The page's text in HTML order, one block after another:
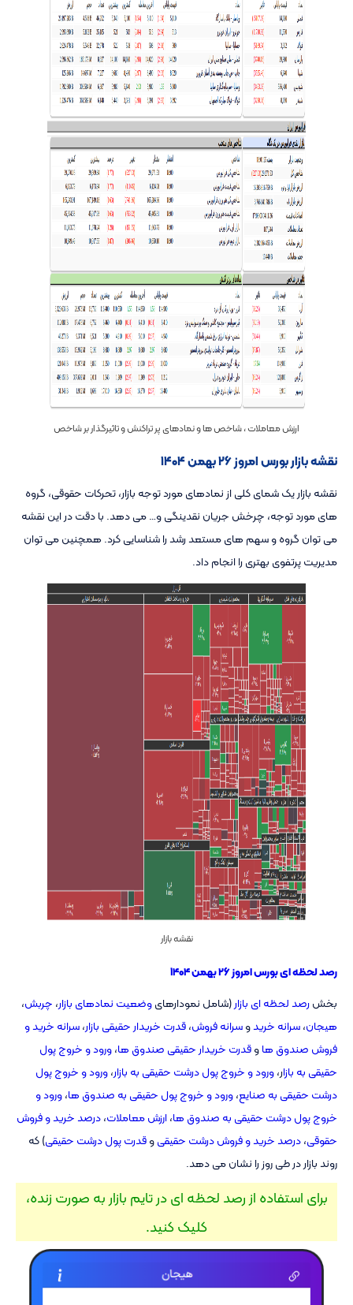
ارزش معاملات ، شاخص ها و نمادهای پر تراکنش و تاثیرگذار بر شاخص
نقشه بازار بورس امروز ۲۶ بهمن ۱۴۰۴
نقشه بازار یک شمای کلی از نمادهای مورد توجه بازار، تحرکات حقوقی، گروه
های مورد توجه، چرخش جریان نقدینگی و… می دهد. با دقت در این نقشه
می توان گروه و سهم های مستعد رشد را شناسایی کرد. همچنین می توان
مدیریت پرتفوی بهتری را انجام داد.
نقشه بازار
رصد لحظه ای بورس امروز ۲۶ بهمن ۱۴۰۴
بخشرصد لحظه ای بازار(شامل نمودارهایوضعیت نمادهای بازار، چربش،
هیجان،سرانه خریدوسرانه فروش،قدرت خریدار حقیقی بازار،سرانه خرید و
فروش صندوق هاوقدرت خریدار حقیقی صندوق ها،ورود و خروج پول
حقیقی به بازار،ورود و خروج پول درشت حقیقی به بازار،ورود و خروج پول
درشت حقیقی به صنایع،ورود و خروج پول حقیقی به صندوق ها،ورود و
خروج پول درشت حقیقی به صندوق ها،ارزش معاملات،درصد خرید و فروش
حقوقی،درصد خرید و فروش درشت حقیقیوقدرت پول درشت حقیقی) که
روند بازار در طی روز را نشان می دهد.
برای استفاده از رصد لحظه ای در تایم بازار به صورت زنده،
کلیک کنید.